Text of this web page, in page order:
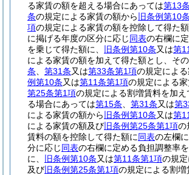
る家賃の額を超える場合にあっては第13
条の規定による家賃の額から 旧条例第10条
項の規定による家賃の額を控除して得た
に掲げる年度の区分に応じ同表の右欄に
を乗じて得た額に、
旧条例第10条又は第
による家賃の額を加えて得た額とし、そ
条
第31条又は第33条第1項の規定によ
例第10条又は第11条第1項の規定による
第25条第1項の規定による割増賃料を加え
る場合にあっては第15条 第31条又は第
による家賃の額から 旧条例第10条又は第
による家賃の額及び 旧条例第25条第1項の
賃料の額を控除して得た額に同表の左欄
分に応じ同表の右欄に定める負担調整率
に、
旧条例第10条又は第11条第1項の規
及び 旧条例第25条第1項の規定による割増